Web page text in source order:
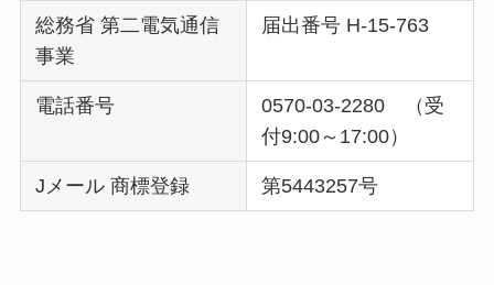
総務省 第二電気通信
事業
届出番号 H-15-763
電話番号
0570-03-2280 （受
付9:00～17:00）
Jメール 商標登録 第5443257号